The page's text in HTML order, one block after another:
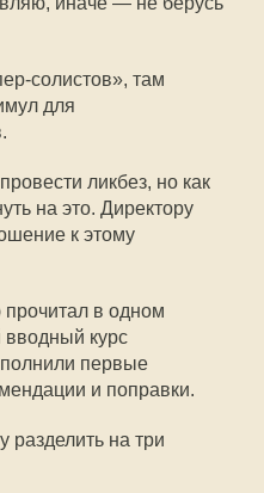
солистов», там
для
ликбез, но как
на это. Директору
к этому
в одном
вводный курс
первые
и поправки.
разделить на три